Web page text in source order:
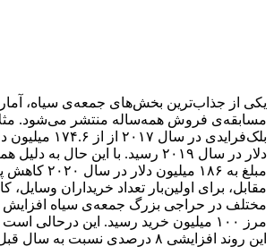
یکی از جذاب‌ترین بخش‌های جمعه‌ی سیاه،
مسابقه‌ی فروش همه‌ساله منتشر می‌شود.
دلار در سال ۲۰۱۹ رسید. با این حال به
مبلغ به ۱۸۶ میلیون
مقابل، برای اولین‌بار تعداد خریداران وسایل،
مختلف در حراجی بزرگ جمعه‌‌ی سیاه
این روند افزایشی ۸ درصدی نسبت به سال قبل داشت.